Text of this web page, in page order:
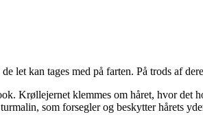
let kan tages med på farten. På trods af
Krøllejernet klemmes om håret, hvor det
som forsegler og beskytter hårets